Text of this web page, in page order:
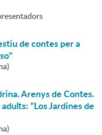
de contes per a
Arenys de Contes.
"Los Jardines de